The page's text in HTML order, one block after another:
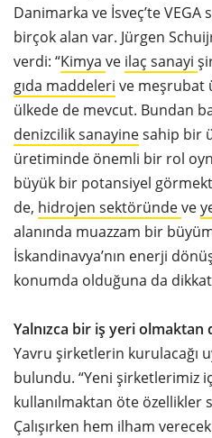
Danimarka ve İsveç’te
birçok alan var. Jürgen
verdi: “Kimya ve ilaç sanayi
gıda maddeleri ve meşrubat
ülkede de mevcut. Bundan
denizcilik sanayinesahip bir
üretiminde önemli bir rol
büyük bir potansiyel
de, hidrojen sektöründeve
alanında muazzam bir
İskandinavya’nın enerji
konumda olduğuna da
Yalnızca bir iş yeri olmaktan
Yavru şirketlerin kurulacağı
bulundu. “Yeni şirketlerimiz
kullanılmaktan öte özellikler
Çalışırken hem ilham